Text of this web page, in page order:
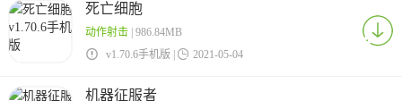
死亡细胞
动作射击| 986.84MB
 v1.70.6手机版 |  2021-05-04
机器征服者